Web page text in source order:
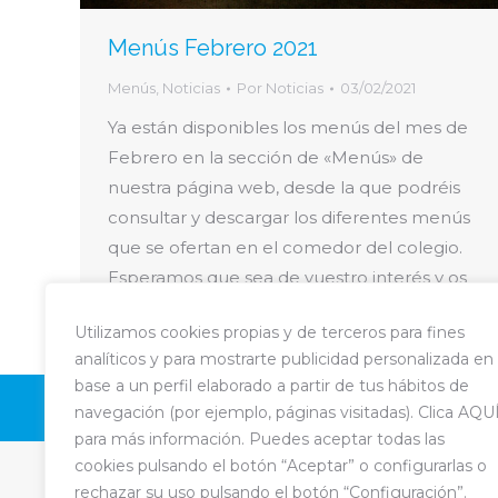
Utilizamos cookies propias y de terceros para fines
analíticos y para mostrarte publicidad personalizada en
base a un perfil elaborado a partir de tus hábitos de
navegación (por ejemplo, páginas visitadas). Clica AQUÍ
para más información. Puedes aceptar todas las
cookies pulsando el botón “Aceptar” o configurarlas o
rechazar su uso pulsando el botón “Configuración”.
Menús Febrero 2021
Menús, Noticias Por Noticias 03/02/2021
Ya están disponibles los menús del mes de
Febrero en la sección de «Menús» de
nuestra página web, desde la que podréis
consultar y descargar los diferentes menús
que se ofertan en el comedor del colegio.
Esperamos que sea de vuestro interés y os
https://www.ampavedruna.com/menus/
Dream-Theme —